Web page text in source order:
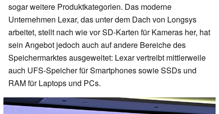
sogar weitere Produktkategorien. Das moderne
Unternehmen Lexar, das unter dem Dach von Longsys
arbeitet, stellt nach wie vor SD-Karten für Kameras her, hat
sein Angebot jedoch auch auf andere Bereiche des
Speichermarktes ausgeweitet: Lexar vertreibt mittlerweile
auch UFS-Speicher für Smartphones sowie SSDs und
RAM für Laptops und PCs.